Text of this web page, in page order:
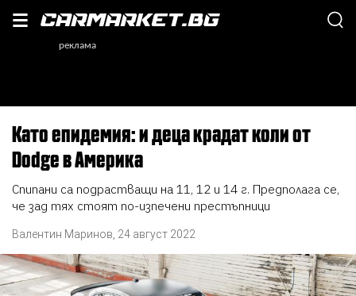
Като епидемия: и деца крадат коли от
Dodge в Америка
Спипани са подрастващи на 11, 12 и 14 г. Предполага се,
че зад тях стоят по-изпечени престъпници
Валентин Маринов, 24 август 2022